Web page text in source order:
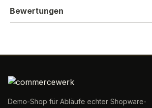
Bewertungen
Demo-Shop für Abläufe echter Shopware-